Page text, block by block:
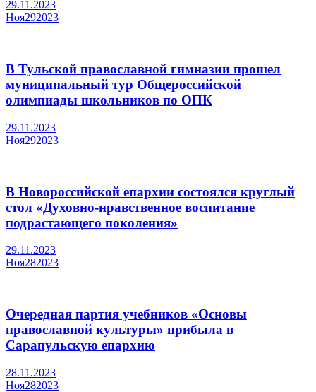
29.11.2023
Ноя292023
В Тульской православной гимназии прошел
муниципальный тур Общероссийской
олимпиады школьников по ОПК
29.11.2023
Ноя292023
В Новороссийской епархии состоялся круглый
стол «Духовно-нравственное воспитание
подрастающего поколения»
29.11.2023
Ноя282023
Очередная партия учебников «Основы
православной культуры» прибыла в
Сарапульскую епархию
28.11.2023
Ноя282023